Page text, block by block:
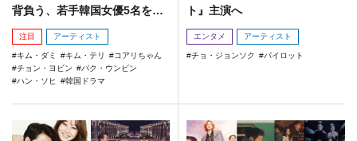
背負う、若手韓国女優5名をご
紹介☆
注目 アーティスト
キム・ダミ キム・テリ
コアリちゃん
チョン・ヨビン
パク・ウンビン
ハン・ソヒ
韓国ドラマ
ト』主演へ
エンタメ アーティスト
チョ・ジョンソク パイロット